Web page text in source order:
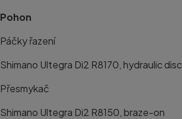
Pohon
Páčky řazení
Shimano Ultegra Di2 R8170, hydraulic disc
Přesmykač
Shimano Ultegra Di2 R8150, braze-on